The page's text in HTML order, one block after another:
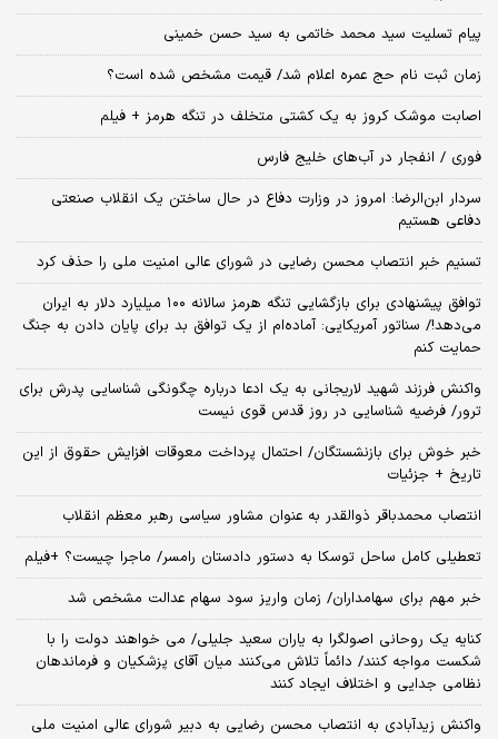
پیام تسلیت سید محمد خاتمی به سید حسن خمینی
زمان ثبت‌ نام حج عمره اعلام شد/ قیمت مشخص شده است؟
اصابت موشک کروز به یک کشتی متخلف در تنگه هرمز + فیلم
فوری / انفجار در آب‌های خلیج فارس
سردار ابن‌الرضا: امروز در وزارت دفاع در حال ساختن یک انقلاب صنعتی
دفاعی هستیم
تسنیم خبر انتصاب محسن رضایی در شورای عالی امنیت ملی را حذف کرد
توافق پیشنهادی برای بازگشایی تنگه هرمز سالانه ۱۰۰ میلیارد دلار به ایران
می‌دهد!/ سناتور آمریکایی: آماده‌ام از یک توافق بد برای پایان دادن به جنگ
حمایت کنم
واکنش فرزند شهید لاریجانی به یک ادعا درباره چگونگی شناسایی پدرش برای
ترور/ فرضیه شناسایی در روز قدس قوی نیست
خبر خوش برای بازنشستگان/ احتمال پرداخت معوقات افزایش حقوق از این
تاریخ + جزئیات
انتصاب محمدباقر ذوالقدر به عنوان مشاور سیاسی رهبر معظم انقلاب
تعطیلی کامل ساحل توسکا به دستور دادستان رامسر/ ماجرا چیست؟ +فیلم
خبر مهم برای سهامداران/ زمان واریز سود سهام عدالت مشخص شد
کنایه یک روحانی اصولگرا به یاران سعید جلیلی/ می خواهند دولت را با
شکست مواجه کنند/ دائماً تلاش می‌کنند میان آقای پزشکیان و فرماندهان
نظامی جدایی و اختلاف ایجاد کنند
واکنش زیدآبادی به انتصاب محسن رضایی به دبیر شورای عالی امنیت ملی